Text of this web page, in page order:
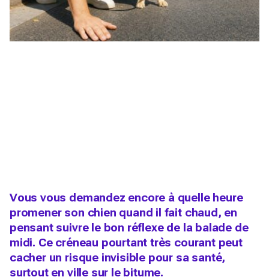
Vous vous demandez encore à quelle heure
promener son chien quand il fait chaud, en
pensant suivre le bon réflexe de la balade de
midi. Ce créneau pourtant très courant peut
cacher un risque invisible pour sa santé,
surtout en ville sur le bitume.